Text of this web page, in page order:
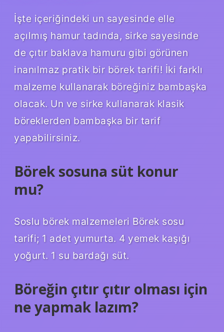
İşte içeriğindeki un sayesinde elle
açılmış hamur tadında, sirke sayesinde
de çıtır baklava hamuru gibi görünen
inanılmaz pratik bir börek tarifi! İki farklı
malzeme kullanarak böreğiniz bambaşka
olacak. Un ve sirke kullanarak klasik
böreklerden bambaşka bir tarif
yapabilirsiniz.
Börek sosuna süt konur
mu?
Soslu börek malzemeleri Börek sosu
tarifi; 1 adet yumurta. 4 yemek kaşığı
yoğurt. 1 su bardağı süt.
Böreğin çıtır çıtır olması için
ne yapmak lazım?